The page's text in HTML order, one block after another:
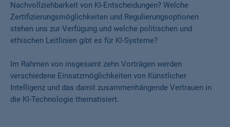
Nachvollziehbarkeit von KI-Entscheidungen? Welche
Zertifizierungsmöglichkeiten und Regulierungsoptionen
stehen uns zur Verfügung und welche politischen und
ethischen Leitlinien gibt es für KI-Systeme?
Im Rahmen von insgesamt zehn Vorträgen werden
verschiedene Einsatzmöglichkeiten von Künstlicher
Intelligenz und das damit zusammenhängende Vertrauen in
die KI-Technologie thematisiert.